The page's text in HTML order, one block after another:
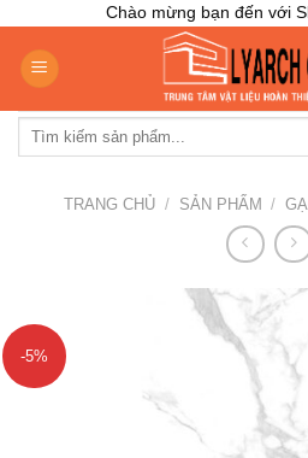
content
Chào mừng bạn đến với
Tìm
TRANG CHỦ / SẢN PHẨM /
-5%